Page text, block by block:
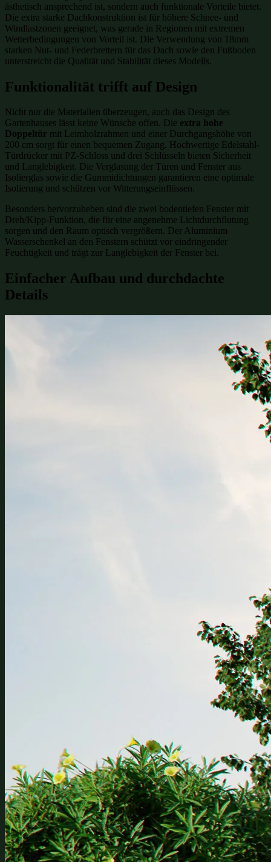
ästhetisch ansprechend ist, sondern auch funktionale Vorteile bietet.
Die extra starke Dachkonstruktion ist für höhere Schnee- und
Windlastzonen geeignet, was gerade in Regionen mit extremen
Wetterbedingungen von Vorteil ist. Die Verwendung von 18mm
starken Nut- und Federbrettern für das Dach sowie den Fußboden
unterstreicht die Qualität und Stabilität dieses Modells.
Funktionalität trifft auf Design
Nicht nur die Materialien überzeugen, auch das Design des
Gartenhauses lässt keine Wünsche offen. Die extra hohe
Doppeltür mit Leimholzrahmen und einer Durchgangshöhe von
200 cm sorgt für einen bequemen Zugang. Hochwertige Edelstahl-
Türdrücker mit PZ-Schloss und drei Schlüsseln bieten Sicherheit
und Langlebigkeit. Die Verglasung der Türen und Fenster aus
Isolierglas sowie die Gummidichtungen garantieren eine optimale
Isolierung und schützen vor Witterungseinflüssen.
Besonders hervorzuheben sind die zwei bodentiefen Fenster mit
Dreh/Kipp-Funktion, die für eine angenehme Lichtdurchflutung
sorgen und den Raum optisch vergrößern. Der Aluminium
Wasserschenkel an den Fenstern schützt vor eindringender
Feuchtigkeit und trägt zur Langlebigkeit der Fenster bei.
Einfacher Aufbau und durchdachte
Details